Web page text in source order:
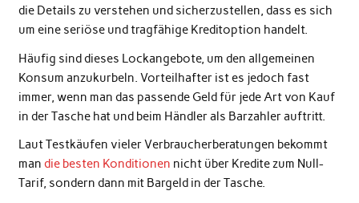
die Details zu verstehen und sicherzustellen, dass es sich
um eine seriöse und tragfähige Kreditoption handelt.
Häufig sind dieses Lockangebote, um den allgemeinen
Konsum anzukurbeln. Vorteilhafter ist es jedoch fast
immer, wenn man das passende Geld für jede Art von Kauf
in der Tasche hat und beim Händler als Barzahler auftritt.
Laut Testkäufen vieler Verbraucherberatungen bekommt
man die besten Konditionen nicht über Kredite zum Null-
Tarif, sondern dann mit Bargeld in der Tasche.